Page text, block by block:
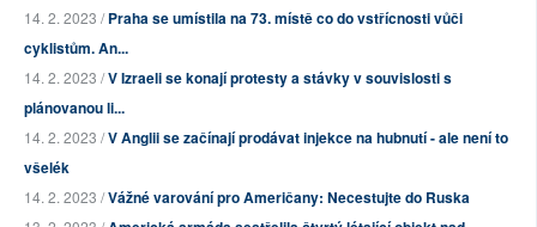
14. 2. 2023 /Praha se umístila na 73. místě co do vstřícnosti vůči
cyklistům. An...
14. 2. 2023 /V Izraeli se konají protesty a stávky v souvislosti s
plánovanou li...
14. 2. 2023 /V Anglii se začínají prodávat injekce na hubnutí - ale není to
všelék
14. 2. 2023 /Vážné varování pro Američany: Necestujte do Ruska